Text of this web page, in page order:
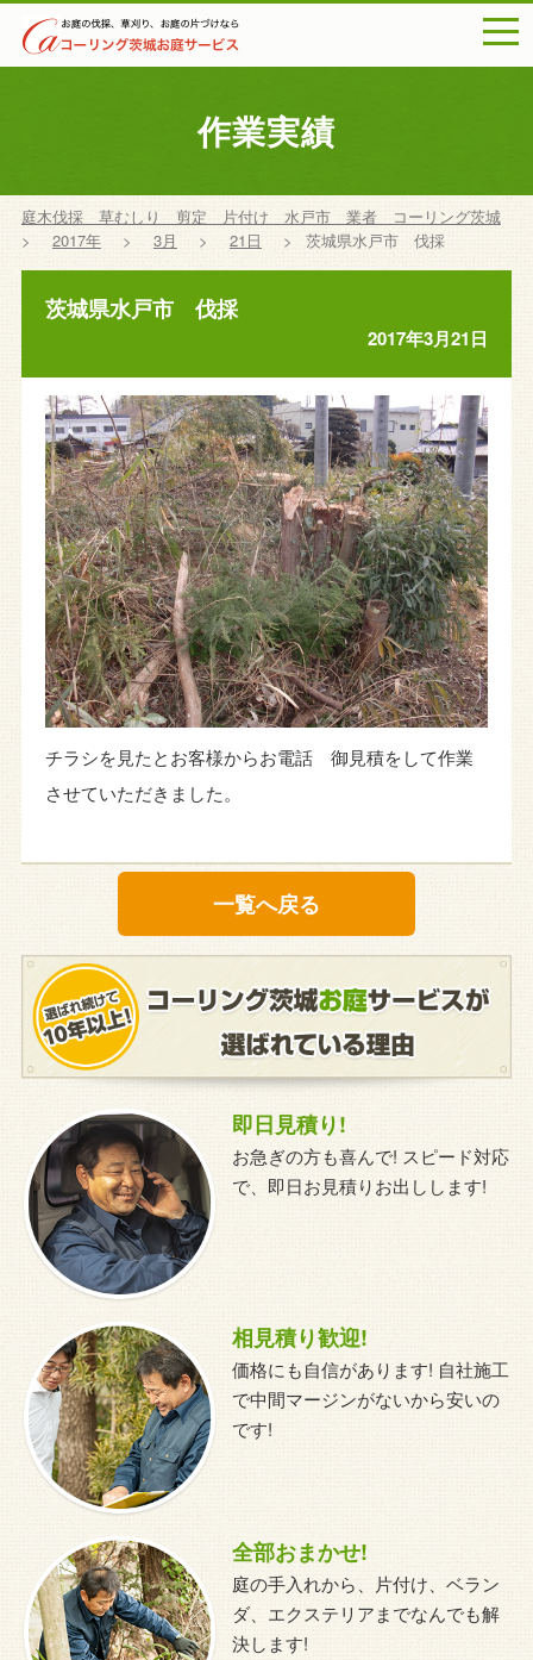
作業実績
庭木伐採 草むしり 剪定 片付け 水戸市 業者 コーリング茨城
>
2017年 > 3月 > 21日 > 茨城県水戸市 伐採
茨城県水戸市 伐採
2017年3月21日
チラシを見たとお客様からお電話 御見積をして作業
させていただきました。
一覧へ戻る
即日見積り!
お急ぎの方も喜んで! スピード対応
で、即日お見積りお出しします!
相見積り歓迎!
価格にも自信があります! 自社施工
で中間マージンがないから安いの
です!
全部おまかせ!
庭の手入れから、片付け、ベラン
ダ、エクステリアまでなんでも解
決します!